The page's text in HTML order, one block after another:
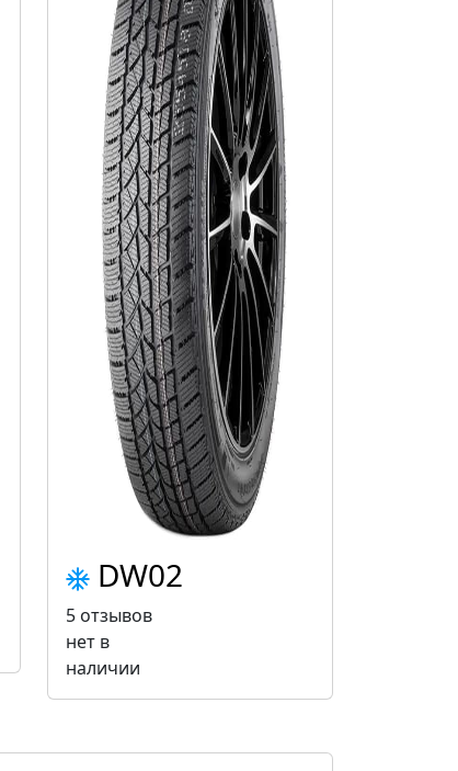
DW02
5 отзывов
нет в
наличии